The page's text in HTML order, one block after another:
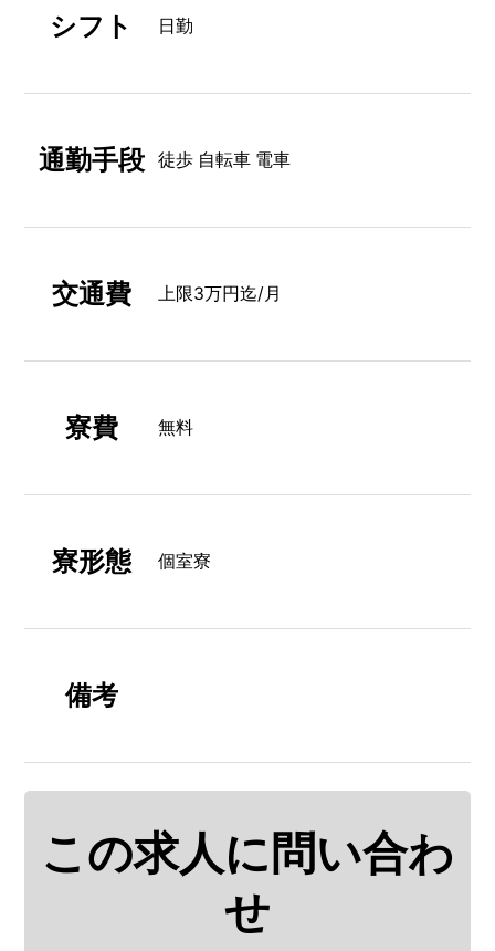
シフト 日勤
通勤手段 徒歩 自転車 電車
交通費 上限3万円迄/月
寮費 無料
寮形態 個室寮
備考
この求人に問い合わ
せ